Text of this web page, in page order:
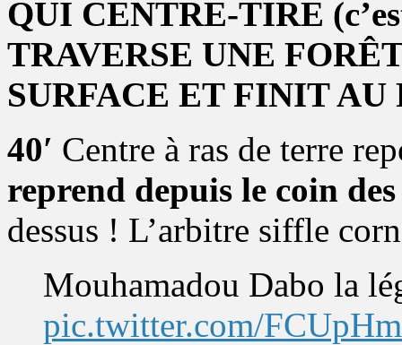
QUI CENTRE-TIRE
TRAVERSE UNE
SURFACE ET FINIT AU
40′ Centre à ras de terre
reprend depuis le coin
dessus ! L’arbitre siffle
Mouhamadou Dabo la
pic.twitter.com/